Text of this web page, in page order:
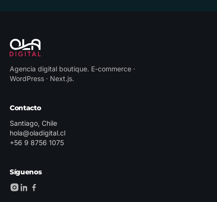
Agencia digital boutique. E-commerce ·
WordPress · Next.js.
Contacto
Santiago, Chile
hola@oladigital.cl
+56 9 8756 1075
Síguenos